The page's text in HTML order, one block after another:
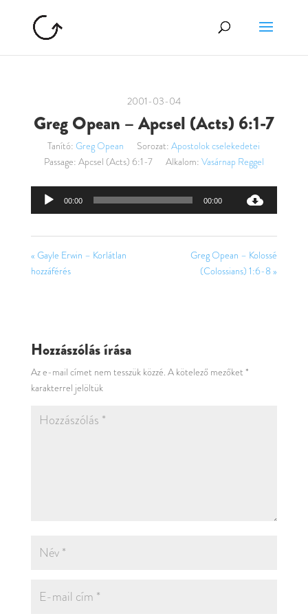
2001-03-04
Greg Opean – Apcsel (Acts) 6:1-7
Tanító: Greg Opean Sorozat: Apostolok cselekedetei
Passage: Apcsel (Acts) 6:1-7 Alkalom: Vasárnap Reggel
Audió
00:00 00:00
« Gayle Erwin – Korlátlan
hozzáférés
Greg Opean – Kolossé
(Colossians) 1:6-8 »
Hozzászólás írása
Az e-mail címet nem tesszük közzé. A kötelező mezőket *
karakterrel jelöltük